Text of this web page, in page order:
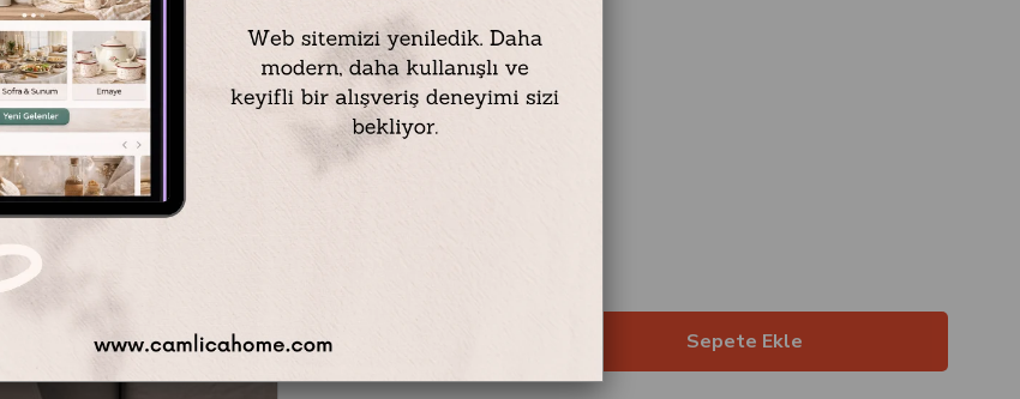
Çerçeve Rengi : Altın
Çerçeve Ölçüsü : 60 x 80 cm
Tablo Ölçüsü : 50 x 70 cm